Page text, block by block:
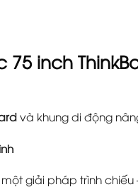
75 inch
và khung di động
giải pháp trình